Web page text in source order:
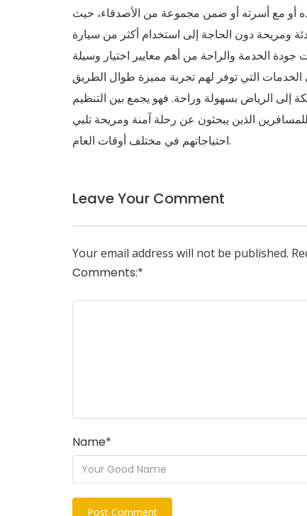
أو مع أسرته أو ضمن مجموعة من الأصدقاء، حيث
الخدمة والراحة من أهم معايير اختيار وسيلة
إلى الرياض بسهولة وراحة. فهو يجمع بين التنظيم
الذين يبحثون عن رحلة آمنة ومريحة تلبي
احتياجاتهم في مختلف أوقات العام.
Leave Your Comment
Your email address will not be published.
Comments:*
Name*